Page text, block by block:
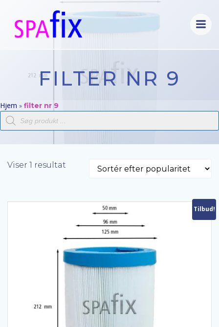
Videre
FILTER NR 9
Hjem » filter nr 9
Products
search
Viser 1 resultat
Tilbud!